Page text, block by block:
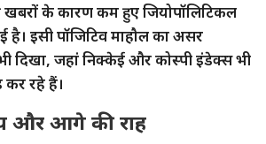
खबरों के कारण कम हुए जियोपॉलिटिकल
इसी पॉजिटिव माहौल का असर
दिखा, जहां निक्केई और कोस्पी इंडेक्स भी
कर रहे हैं।
और आगे की राह